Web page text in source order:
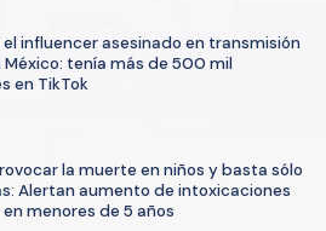
el influencer asesinado en transmisión
México: tenía más de 500 mil
en TikTok
la muerte en niños y basta sólo
Alertan aumento de intoxicaciones
menores de 5 años